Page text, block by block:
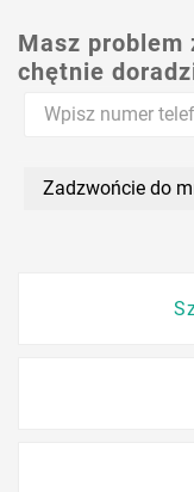
Masz problem
chętnie
Zadzwońcie do